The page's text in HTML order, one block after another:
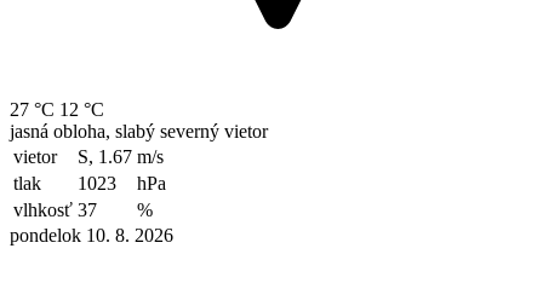
27 °C 12 °C
jasná obloha, slabý severný vietor
vietor
S, 1.67 m/s
tlak
1023
hPa
vlhkosť 37
%
pondelok 10. 8. 2026